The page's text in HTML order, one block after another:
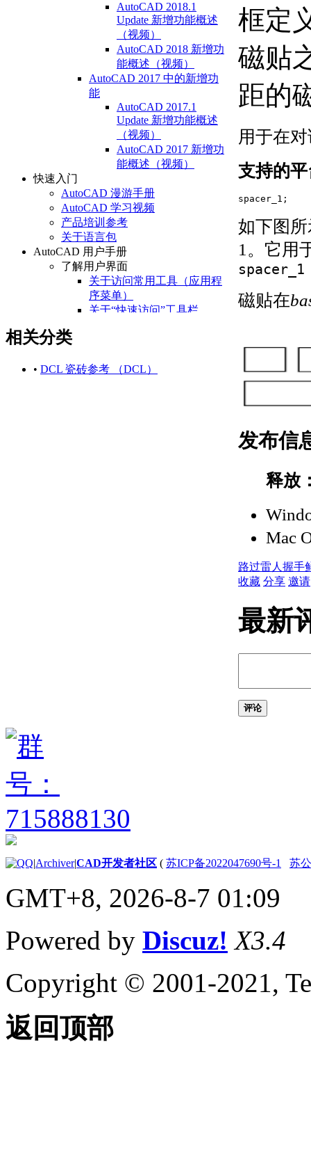
AutoCAD 2018.1
Update 新增功能概述
（视频）
AutoCAD 2018 新增功
能概述（视频）
AutoCAD 2017 中的新增功
能
AutoCAD 2017.1
Update 新增功能概述
（视频）
AutoCAD 2017 新增功
能概述（视频）
快速入门
AutoCAD 漫游手册
AutoCAD 学习视频
产品培训参考
关于语言包
AutoCAD 用户手册
了解用户界面
关于访问常用工具（应用程
序菜单）
关于“快速访问”工具栏
关于快捷菜单
关于输入 PDF 文件
关于输出光栅文件
DGN 文件
关于输出 MicroStation
关于输入和输出 WMF
文件
关于在当前视图中平移和缩
放
关于导航栏
关于 ViewCube
相关分类
• DCL 瓷砖参考 （DCL）
框定
磁贴
距的
用于在
支持的
spacer_1;
如下图
1。它用
spacer_1
磁贴在
发布信
释放
Mac
路过雷人 握手
收藏 分享 邀请
最新
评论
|Archiver|CAD开发者社区 ( 苏ICP备2022047690号-1 苏
GMT+8, 2026-8-7 01:09
Powered by Discuz! X3.4
Copyright © 2001-2021,
返回顶部